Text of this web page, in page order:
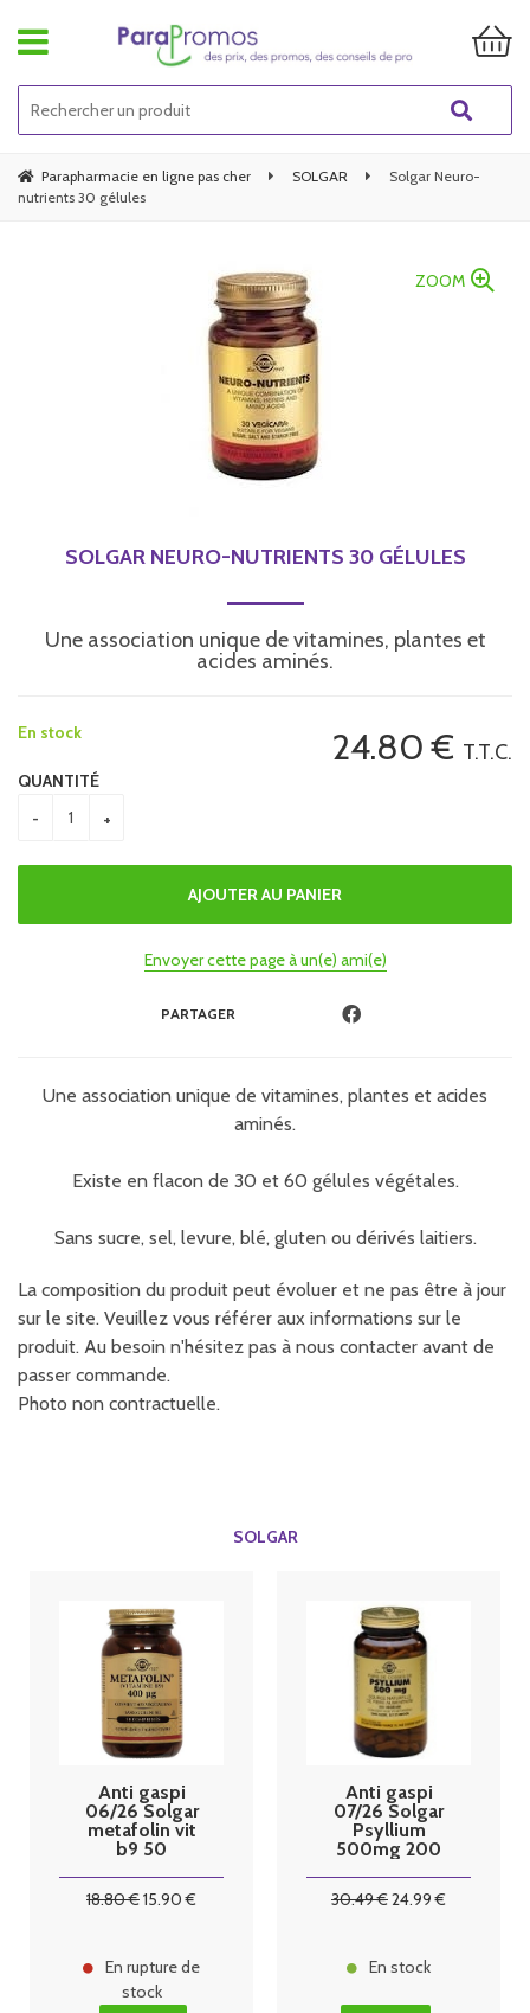
Parapharmacie en ligne pas cher SOLGAR
Solgar Neuro-
nutrients 30 gélules
ZOOM
SOLGAR NEURO-NUTRIENTS 30 GÉLULES
Une association unique de vitamines, plantes et
acides aminés.
24.80€ T.T.C.
En stock
QUANTITÉ
Envoyer cette page à un(e) ami(e)
PARTAGER
Une association unique de vitamines, plantes et acides
aminés.
Existe en flacon de 30 et 60 gélules végétales.
Sans sucre, sel, levure, blé, gluten ou dérivés laitiers.
La composition du produit peut évoluer et ne pas être à jour
sur le site. Veuillez vous référer aux informations sur le
produit. Au besoin n'hésitez pas à nous contacter avant de
passer commande.
Photo non contractuelle.
SOLGAR
Anti gaspi
06/26 Solgar
metafolin vit
b9 50
18.80€15.90 €
En rupture de
stock
Anti gaspi
07/26 Solgar
Psyllium
500mg 200
30.49€24.99 €
En stock